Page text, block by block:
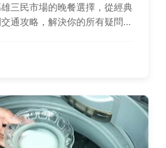
三民市場的晚餐選擇，從經典
通攻略，解決你的所有疑問，